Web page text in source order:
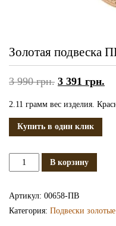
Золотая подвеска
3 990грн. 3 391 грн.
2.11 грамм вес изделия.
Купить в один клик
КоличествоВ корзину
Артикул: 00658-ПВ
Категория: Подвески золотые